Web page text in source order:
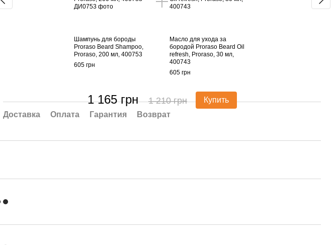
Шампунь для бороды
Proraso Beard Shampoo,
Proraso, 200 мл, 400753
605 грн
Масло для ухода за
бородой Proraso Beard Oil
refresh, Proraso, 30 мл,
400743
605 грн
1 165 грн 1 210 грн Купить
Доставка Оплата Гарантия Возврат